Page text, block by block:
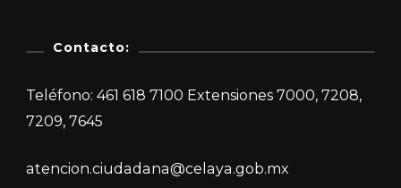
Contacto:
Teléfono: 461 618 7100 Extensiones 7000, 7208,
7209, 7645
atencion.ciudadana@celaya.gob.mx